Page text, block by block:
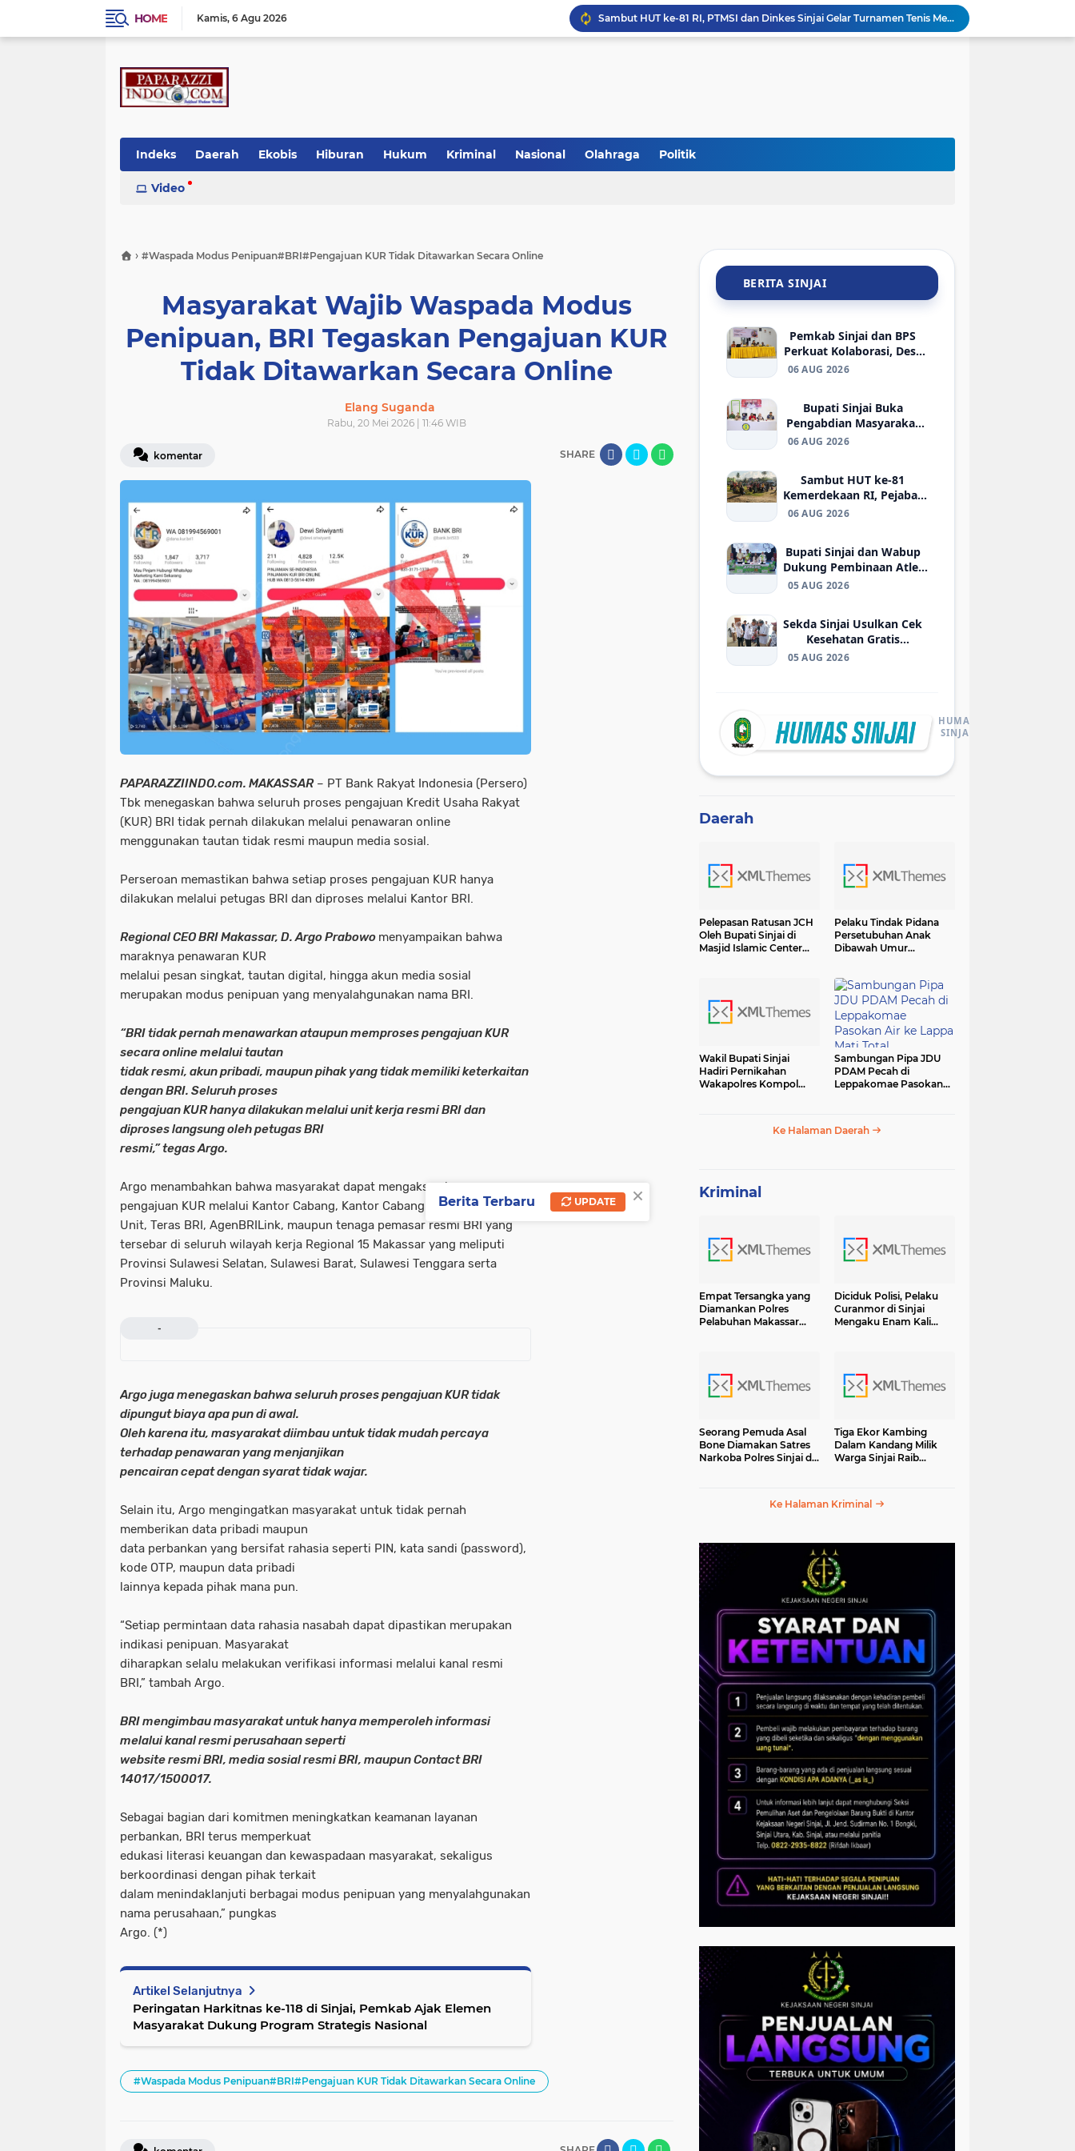
HOME Kamis 6 Agu 2026
Sambut HUT ke-81 RI, PTMSI dan Dinkes Sinjai Gelar Turnamen Tenis Meja Berhadiah Bibit Atlet
Laris Manis! Kejari Sinjai Lelang 29 HP Rampasan Kasus Narkoba-Judi
Pemkab Sinjai Salurkan Bantuan ATENSI Kemensos untuk 36 Penyandang Disabilitas
Indeks Daerah Ekobis Hiburan Hukum Kriminal Nasional Olahraga Politik
Video
› #Waspada Modus Penipuan#BRI#Pengajuan KUR Tidak Ditawarkan Secara Online
Masyarakat Wajib Waspada Modus
Penipuan, BRI Tegaskan Pengajuan KUR
Tidak Ditawarkan Secara Online
Elang Suganda
Rabu, 20 Mei 2026 | 11:46 WIB
komentar SHARE
PAPARAZZIINDO.com. MAKASSAR– PT Bank Rakyat Indonesia (Persero)
Tbk menegaskan bahwa seluruh proses pengajuan Kredit Usaha Rakyat
(KUR) BRI tidak pernah dilakukan melalui penawaran online
menggunakan tautan tidak resmi maupun media sosial.
Perseroan memastikan bahwa setiap proses pengajuan KUR hanya
dilakukan melalui petugas BRI dan diproses melalui Kantor BRI.
Regional CEO BRI Makassar, D. Argo Prabowo menyampaikan bahwa
maraknya penawaran KUR
melalui pesan singkat, tautan digital, hingga akun media sosial
merupakan modus penipuan yang menyalahgunakan nama BRI.
“BRI tidak pernah menawarkan ataupun memproses pengajuan KUR
secara online melalui tautan
tidak resmi, akun pribadi, maupun pihak yang tidak memiliki keterkaitan
dengan BRI. Seluruh proses
pengajuan KUR hanya dilakukan melalui unit kerja resmi BRI dan
diproses langsung oleh petugas BRI
resmi,” tegas Argo.
Argo menambahkan bahwa masyarakat dapat mengakses layanan
pengajuan KUR melalui Kantor Cabang, Kantor Cabang Pembantu, BRI
Unit, Teras BRI, AgenBRILink, maupun tenaga pemasar resmi BRI yang
tersebar di seluruh wilayah kerja Regional 15 Makassar yang meliputi
Provinsi Sulawesi Selatan, Sulawesi Barat, Sulawesi Tenggara serta
Provinsi Maluku.
-
Argo juga menegaskan bahwa seluruh proses pengajuan KUR tidak
dipungut biaya apa pun di awal.
Oleh karena itu, masyarakat diimbau untuk tidak mudah percaya
terhadap penawaran yang menjanjikan
pencairan cepat dengan syarat tidak wajar.
Selain itu, Argo mengingatkan masyarakat untuk tidak pernah
memberikan data pribadi maupun
data perbankan yang bersifat rahasia seperti PIN, kata sandi (password),
kode OTP, maupun data pribadi
lainnya kepada pihak mana pun.
“Setiap permintaan data rahasia nasabah dapat dipastikan merupakan
indikasi penipuan. Masyarakat
diharapkan selalu melakukan verifikasi informasi melalui kanal resmi
BRI,” tambah Argo.
BRI mengimbau masyarakat untuk hanya memperoleh informasi
melalui kanal resmi perusahaan seperti
website resmi BRI, media sosial resmi BRI, maupun Contact BRI
14017/1500017.
Sebagai bagian dari komitmen meningkatkan keamanan layanan
perbankan, BRI terus memperkuat
edukasi literasi keuangan dan kewaspadaan masyarakat, sekaligus
berkoordinasi dengan pihak terkait
dalam menindaklanjuti berbagai modus penipuan yang menyalahgunakan
nama perusahaan,” pungkas
Argo. (*)
Artikel Selanjutnya
Peringatan Harkitnas ke-118 di Sinjai, Pemkab Ajak Elemen
Masyarakat Dukung Program Strategis Nasional
#Waspada Modus Penipuan#BRI#Pengajuan KUR Tidak Ditawarkan Secara Online
BERITA SINJAI
Pemkab Sinjai dan BPS
Perkuat Kolaborasi, Desa
Cantik Didorong Jadi
06 AUG 2026
Bupati Sinjai Buka
Pengabdian Masyarakat
FISIP Unhas, Perkuat
06 AUG 2026
Sambut HUT ke-81
Kemerdekaan RI, Pejabat
Daerah dan ASN Sinjai
06 AUG 2026
Bupati Sinjai dan Wabup
Dukung Pembinaan Atlet
Muda, Amure Cup III
05 AUG 2026
Sekda Sinjai Usulkan Cek
Kesehatan Gratis
Dirangkaikan dengan
05 AUG 2026
HUMAS
SINJAI
Daerah
Pelepasan Ratusan JCH
Oleh Bupati Sinjai di
Masjid Islamic Center
Pelaku Tindak Pidana
Persetubuhan Anak
Dibawah Umur
Wakil Bupati Sinjai
Hadiri Pernikahan
Wakapolres Kompol
Sambungan Pipa JDU
PDAM Pecah di
Leppakomae Pasokan
Ke Halaman Daerah
Kriminal
Empat Tersangka yang
Diamankan Polres
Pelabuhan Makassar
Diciduk Polisi, Pelaku
Curanmor di Sinjai
Mengaku Enam Kali
Seorang Pemuda Asal
Bone Diamakan Satres
Narkoba Polres Sinjai di
Tiga Ekor Kambing
Dalam Kandang Milik
Warga Sinjai Raib
Ke Halaman Kriminal
×
Berita Terbaru UPDATE